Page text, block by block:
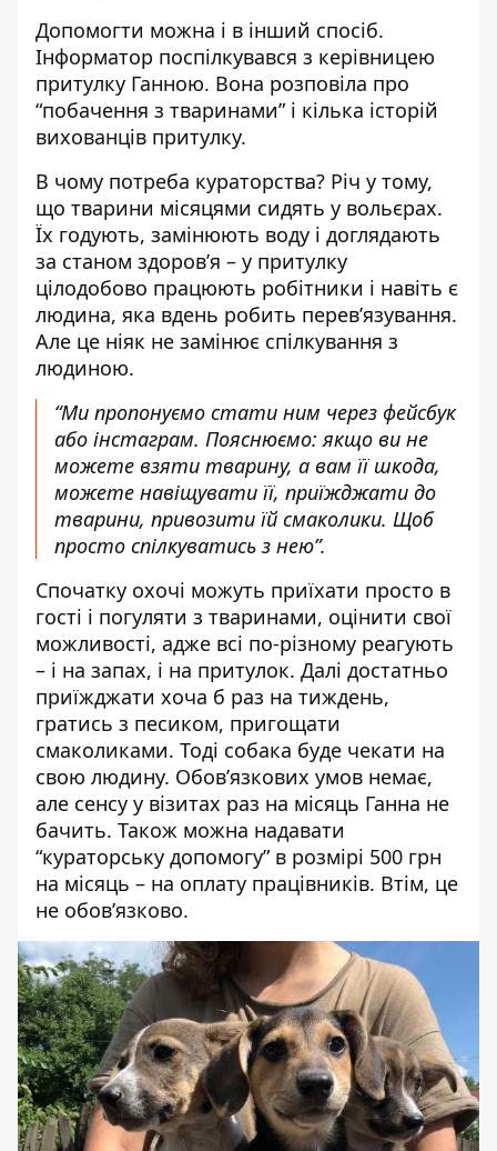
Допомогти можна і в інший спосіб.
Інформатор поспілкувався з керівницею
притулку Ганною. Вона розповіла про
“побачення з тваринами” і кілька історій
вихованців притулку.
В чому потреба кураторства? Річ у тому,
що тварини місяцями сидять у вольєрах.
Їх годують, замінюють воду і доглядають
за станом здоров’я – у притулку
цілодобово працюють робітники і навіть є
людина, яка вдень робить перев’язування.
Але це ніяк не замінює спілкування з
людиною.
“Ми пропонуємо стати ним через фейсбук
або інстаграм. Пояснюємо: якщо ви не
можете взяти тварину, а вам її шкода,
можете навіщувати її, приїжджати до
тварини, привозити їй смаколики. Щоб
просто спілкуватись з нею”.
Спочатку охочі можуть приїхати просто в
гості і погуляти з тваринами, оцінити свої
можливості, адже всі по-різному реагують
– і на запах, і на притулок. Далі достатньо
приїжджати хоча б раз на тиждень,
гратись з песиком, пригощати
смаколиками. Тоді собака буде чекати на
свою людину. Обов’язкових умов немає,
але сенсу у візитах раз на місяць Ганна не
бачить. Також можна надавати
“кураторську допомогу” в розмірі 500 грн
на місяць – на оплату працівників. Втім, це
не обов’язково.